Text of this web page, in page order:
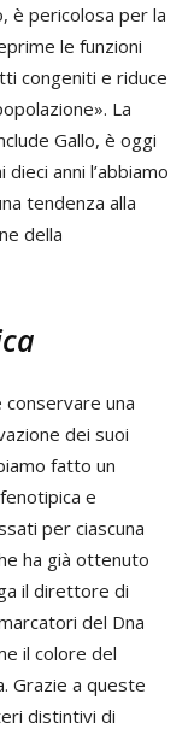
è pericolosa per la
le funzioni
congeniti e riduce
La
Gallo, è oggi
anni l’abbiamo
tendenza alla
della
una
dei suoi
fatto un
e
per ciascuna
ha già ottenuto
il direttore di
del Dna
il colore del
Grazie a queste
distintivi di